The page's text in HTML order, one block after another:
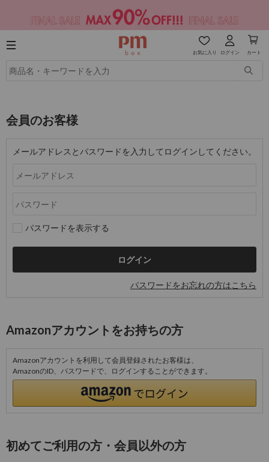
お気に入り ログイン カート
会員のお客様
メールアドレスとパスワードを入力してログインしてください。
パスワードを表示する
パスワードをお忘れの方はこちら
Amazonアカウントをお持ちの方
Amazonアカウントを利用して会員登録されたお客様は、
AmazonのID、パスワードで、ログインすることができます。
初めてご利用の方・会員以外の方